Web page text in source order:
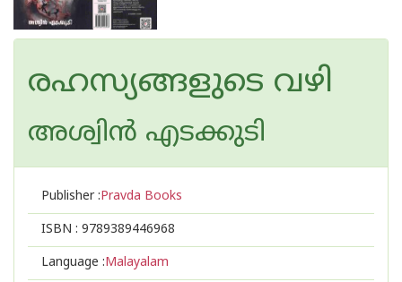
രഹസ്യങ്ങളുടെ വഴി
അശ്വിന്‍ എടക്കുടി
Publisher :Pravda Books
ISBN : 9789389446968
Language :Malayalam